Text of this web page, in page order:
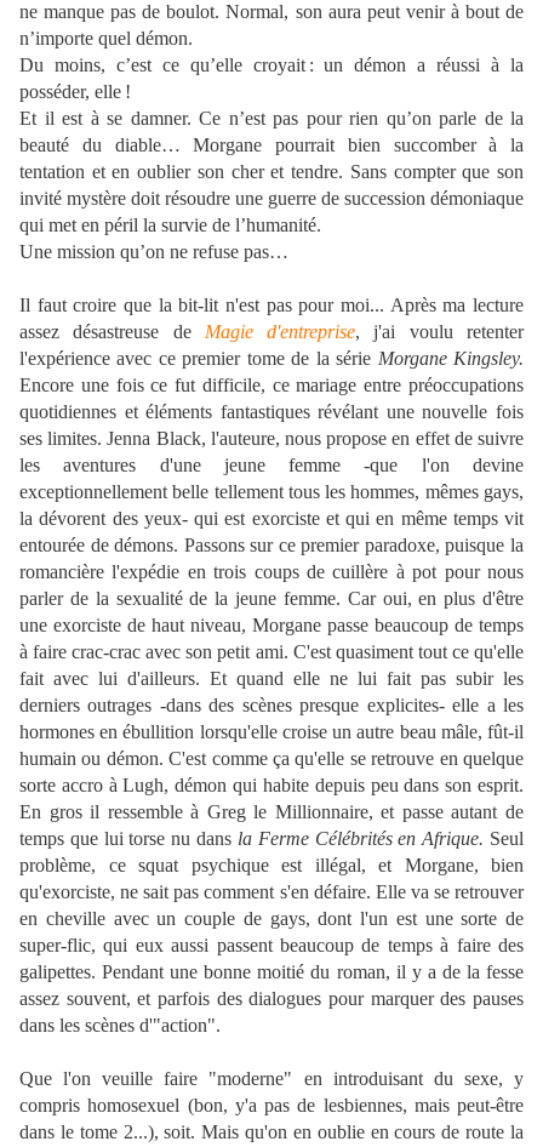
ne manque pas de boulot. Normal, son aura peut venir à bout de
n’importe quel démon.
Du moins, c’est ce qu’elle croyait : un démon a réussi à la
posséder, elle !
Et il est à se damner. Ce n’est pas pour rien qu’on parle de la
beauté du diable… Morgane pourrait bien succomber à la
tentation et en oublier son cher et tendre. Sans compter que son
invité mystère doit résoudre une guerre de succession démoniaque
qui met en péril la survie de l’humanité.
Une mission qu’on ne refuse pas…
Il faut croire que la bit-lit n'est pas pour moi... Après ma lecture
assez désastreuse de Magie d'entreprise, j'ai voulu retenter
l'expérience avec ce premier tome de la série Morgane Kingsley.
Encore une fois ce fut difficile, ce mariage entre préoccupations
quotidiennes et éléments fantastiques révélant une nouvelle fois
ses limites. Jenna Black, l'auteure, nous propose en effet de suivre
les aventures d'une jeune femme -que l'on devine
exceptionnellement belle tellement tous les hommes, mêmes gays,
la dévorent des yeux- qui est exorciste et qui en même temps vit
entourée de démons. Passons sur ce premier paradoxe, puisque la
romancière l'expédie en trois coups de cuillère à pot pour nous
parler de la sexualité de la jeune femme. Car oui, en plus d'être
une exorciste de haut niveau, Morgane passe beaucoup de temps
à faire crac-crac avec son petit ami. C'est quasiment tout ce qu'elle
fait avec lui d'ailleurs. Et quand elle ne lui fait pas subir les
derniers outrages -dans des scènes presque explicites- elle a les
hormones en ébullition lorsqu'elle croise un autre beau mâle, fût-il
humain ou démon. C'est comme ça qu'elle se retrouve en quelque
sorte accro à Lugh, démon qui habite depuis peu dans son esprit.
En gros il ressemble à Greg le Millionnaire, et passe autant de
temps que lui torse nu dans la Ferme Célébrités en Afrique. Seul
problème, ce squat psychique est illégal, et Morgane, bien
qu'exorciste, ne sait pas comment s'en défaire. Elle va se retrouver
en cheville avec un couple de gays, dont l'un est une sorte de
super-flic, qui eux aussi passent beaucoup de temps à faire des
galipettes. Pendant une bonne moitié du roman, il y a de la fesse
assez souvent, et parfois des dialogues pour marquer des pauses
dans les scènes d'"action".
Que l'on veuille faire "moderne" en introduisant du sexe, y
compris homosexuel (bon, y'a pas de lesbiennes, mais peut-être
dans le tome 2...), soit. Mais qu'on en oublie en cours de route la